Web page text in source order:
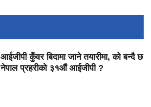
आईजीपी कुँवर बिदामा जाने तयारीमा, को बन्दै छ
नेपाल प्रहरीको ३१औं आईजीपी ?